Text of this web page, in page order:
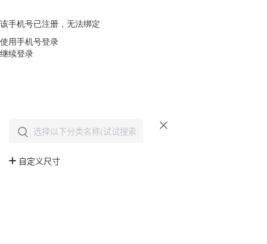
该手机号已注册，无法绑定
使用手机号登录
继续登录